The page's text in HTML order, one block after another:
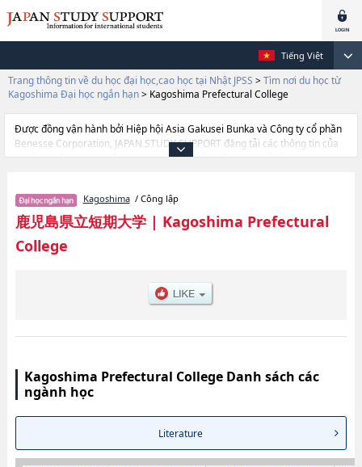
Tiếng Việt
Trang thông tin về du học đại học,cao học tại Nhật JPSS > Tìm nơi du học từ
Kagoshima Đại học ngắn hạn> Kagoshima Prefectural College
Được đồng vận hành bởi Hiệp hội Asia Gakusei Bunka và Công ty cổ phần
Benesse Corporation, JAPAN STUDY SUPPORT đăng tải các thông tin của
khoảng 1.300 trường đại học, cao học, trường đại học ngắn hạn, trường
thông tin cần thiết dành cho du học sinh, như là về các Ngành
LiteraturehoặcNgành Life and Environmental SciencehoặcNgành
Economics and Business Administration, thông tin về từng ngành học,
thông tin liên quan đến thi tuyển như số lượng tuyển sinh, số lượng trúng
Kagoshima/ Công lập
鹿児島県立短期大学| Kagoshima Prefectural
College
Kagoshima Prefectural College Danh sách các
ngành học
Literature